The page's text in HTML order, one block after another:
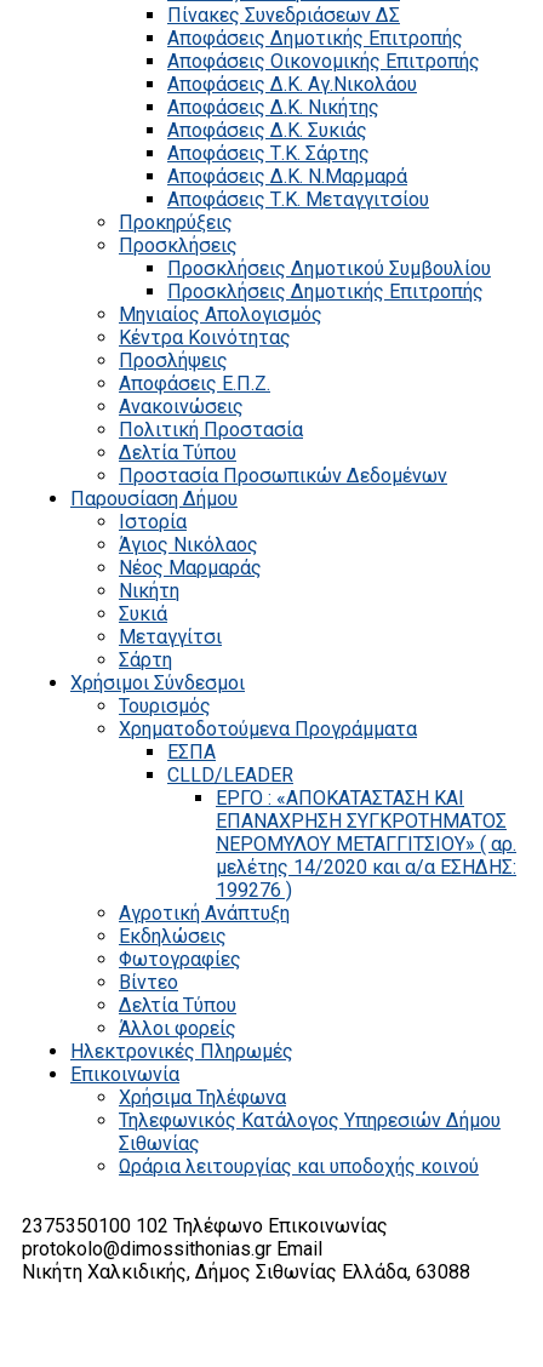
Πίνακες Συνεδριάσεων ΔΣ
Αποφάσεις Δημοτικής Επιτροπής
Αποφάσεις Οικονομικής Επιτροπής
Αποφάσεις Δ.Κ. Αγ.Νικολάου
Αποφάσεις Δ.Κ. Νικήτης
Αποφάσεις Δ.Κ. Συκιάς
Αποφάσεις Τ.Κ. Σάρτης
Αποφάσεις Δ.Κ. Ν.Μαρμαρά
Αποφάσεις Τ.Κ. Μεταγγιτσίου
Προκηρύξεις
Προσκλήσεις
Προσκλήσεις Δημοτικού Συμβουλίου
Προσκλήσεις Δημοτικής Επιτροπής
Μηνιαίος Απολογισμός
Κέντρα Κοινότητας
Προσλήψεις
Αποφάσεις Ε.Π.Ζ.
Ανακοινώσεις
Πολιτική Προστασία
Δελτία Τύπου
Προστασία Προσωπικών Δεδομένων
Παρουσίαση Δήμου
Ιστορία
Άγιος Νικόλαος
Νέος Μαρμαράς
Νικήτη
Συκιά
Μεταγγίτσι
Σάρτη
Χρήσιμοι Σύνδεσμοι
Τουρισμός
Χρηματοδοτούμενα Προγράμματα
ΕΣΠΑ
CLLD/LEADER
ΕΡΓΟ : «ΑΠΟΚΑΤΑΣΤΑΣΗ ΚΑΙ
ΕΠΑΝΑΧΡΗΣΗ ΣΥΓΚΡΟΤΗΜΑΤΟΣ
ΝΕΡΟΜΥΛΟΥ ΜΕΤΑΓΓΙΤΣΙΟΥ» ( αρ.
μελέτης 14/2020 και α/α ΕΣΗΔΗΣ:
199276 )
Αγροτική Ανάπτυξη
Εκδηλώσεις
Φωτογραφίες
Βίντεο
Δελτία Τύπου
Άλλοι φορείς
Ηλεκτρονικές Πληρωμές
Επικοινωνία
Χρήσιμα Τηλέφωνα
Τηλεφωνικός Κατάλογος Υπηρεσιών Δήμου
Σιθωνίας
Ωράρια λειτουργίας και υποδοχής κοινού
2375350100 102 Τηλέφωνο Επικοινωνίας
protokolo@dimossithonias.gr Email
Νικήτη Χαλκιδικής, Δήμος Σιθωνίας Ελλάδα, 63088